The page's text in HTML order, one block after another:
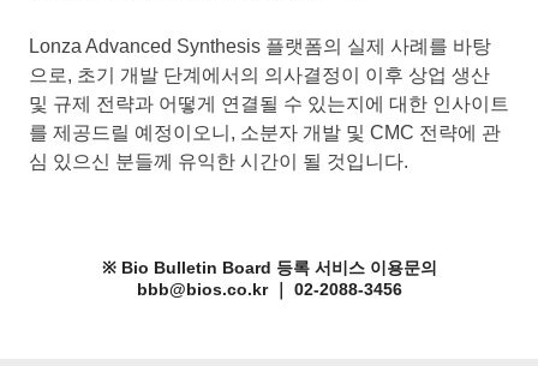
Lonza Advanced Synthesis 플랫폼의 실제 사례를 바탕
으로, 초기 개발 단계에서의 의사결정이 이후 상업 생산
및 규제 전략과 어떻게 연결될 수 있는지에 대한 인사이트
를 제공드릴 예정이오니, 소분자 개발 및 CMC 전략에 관
심 있으신 분들께 유익한 시간이 될 것입니다.
※ Bio Bulletin Board 등록 서비스 이용문의
bbb@bios.co.kr ｜ 02-2088-3456